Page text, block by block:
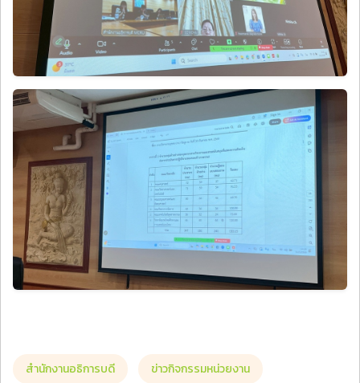
สำนักงานอธิการบดี ข่าวกิจกรรมหน่วยงาน